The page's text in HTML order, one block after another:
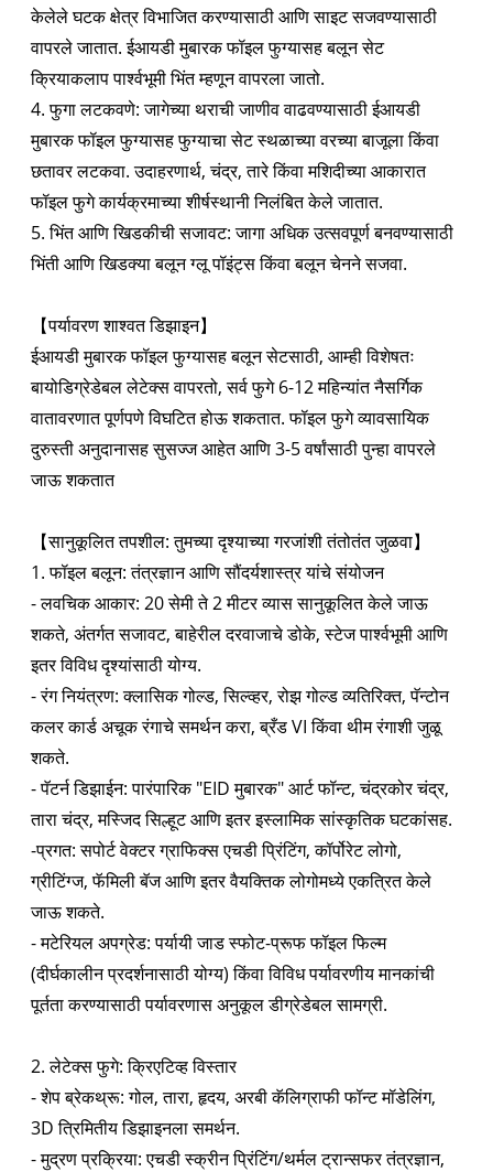
केलेले घटक क्षेत्र विभाजित करण्यासाठी आणि साइट सजवण्यासाठी
वापरले जातात. ईआयडी मुबारक फॉइल फुग्यासह बलून सेट
क्रियाकलाप पार्श्वभूमी भिंत म्हणून वापरला जातो.
4. फुगा लटकवणे: जागेच्या थराची जाणीव वाढवण्यासाठी ईआयडी
मुबारक फॉइल फुग्यासह फुग्याचा सेट स्थळाच्या वरच्या बाजूला किंवा
छतावर लटकवा. उदाहरणार्थ, चंद्र, तारे किंवा मशिदीच्या आकारात
फॉइल फुगे कार्यक्रमाच्या शीर्षस्थानी निलंबित केले जातात.
5. भिंत आणि खिडकीची सजावट: जागा अधिक उत्सवपूर्ण बनवण्यासाठी
भिंती आणि खिडक्या बलून ग्लू पॉइंट्स किंवा बलून चेनने सजवा.
【पर्यावरण शाश्वत डिझाइन】
ईआयडी मुबारक फॉइल फुग्यासह बलून सेटसाठी, आम्ही विशेषतः
बायोडिग्रेडेबल लेटेक्स वापरतो, सर्व फुगे 6-12 महिन्यांत नैसर्गिक
वातावरणात पूर्णपणे विघटित होऊ शकतात. फॉइल फुगे व्यावसायिक
दुरुस्ती अनुदानासह सुसज्ज आहेत आणि 3-5 वर्षांसाठी पुन्हा वापरले
जाऊ शकतात
【सानुकूलित तपशील: तुमच्या दृश्याच्या गरजांशी तंतोतंत जुळवा】
1. फॉइल बलून: तंत्रज्ञान आणि सौंदर्यशास्त्र यांचे संयोजन
- लवचिक आकार: 20 सेमी ते 2 मीटर व्यास सानुकूलित केले जाऊ
शकते, अंतर्गत सजावट, बाहेरील दरवाजाचे डोके, स्टेज पार्श्वभूमी आणि
इतर विविध दृश्यांसाठी योग्य.
- रंग नियंत्रण: क्लासिक गोल्ड, सिल्व्हर, रोझ गोल्ड व्यतिरिक्त, पॅन्टोन
कलर कार्ड अचूक रंगाचे समर्थन करा, ब्रँड VI किंवा थीम रंगाशी जुळू
शकते.
- पॅटर्न डिझाईन: पारंपारिक "EID मुबारक" आर्ट फॉन्ट, चंद्रकोर चंद्र,
तारा चंद्र, मस्जिद सिल्हूट आणि इतर इस्लामिक सांस्कृतिक घटकांसह.
-प्रगत: सपोर्ट वेक्टर ग्राफिक्स एचडी प्रिंटिंग, कॉर्पोरेट लोगो,
ग्रीटिंग्ज, फॅमिली बॅज आणि इतर वैयक्तिक लोगोमध्ये एकत्रित केले
जाऊ शकते.
- मटेरियल अपग्रेड: पर्यायी जाड स्फोट-प्रूफ फॉइल फिल्म
(दीर्घकालीन प्रदर्शनासाठी योग्य) किंवा विविध पर्यावरणीय मानकांची
पूर्तता करण्यासाठी पर्यावरणास अनुकूल डीग्रेडेबल सामग्री.
2. लेटेक्स फुगे: क्रिएटिव्ह विस्तार
- शेप ब्रेकथ्रू: गोल, तारा, हृदय, अरबी कॅलिग्राफी फॉन्ट मॉडेलिंग,
3D त्रिमितीय डिझाइनला समर्थन.
- मुद्रण प्रक्रिया: एचडी स्क्रीन प्रिंटिंग/थर्मल ट्रान्सफर तंत्रज्ञान,